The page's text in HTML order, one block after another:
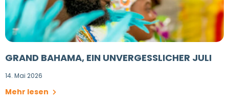
GRAND BAHAMA, EIN UNVERGESSLICHER JULI
14. Mai 2026
Mehr lesen